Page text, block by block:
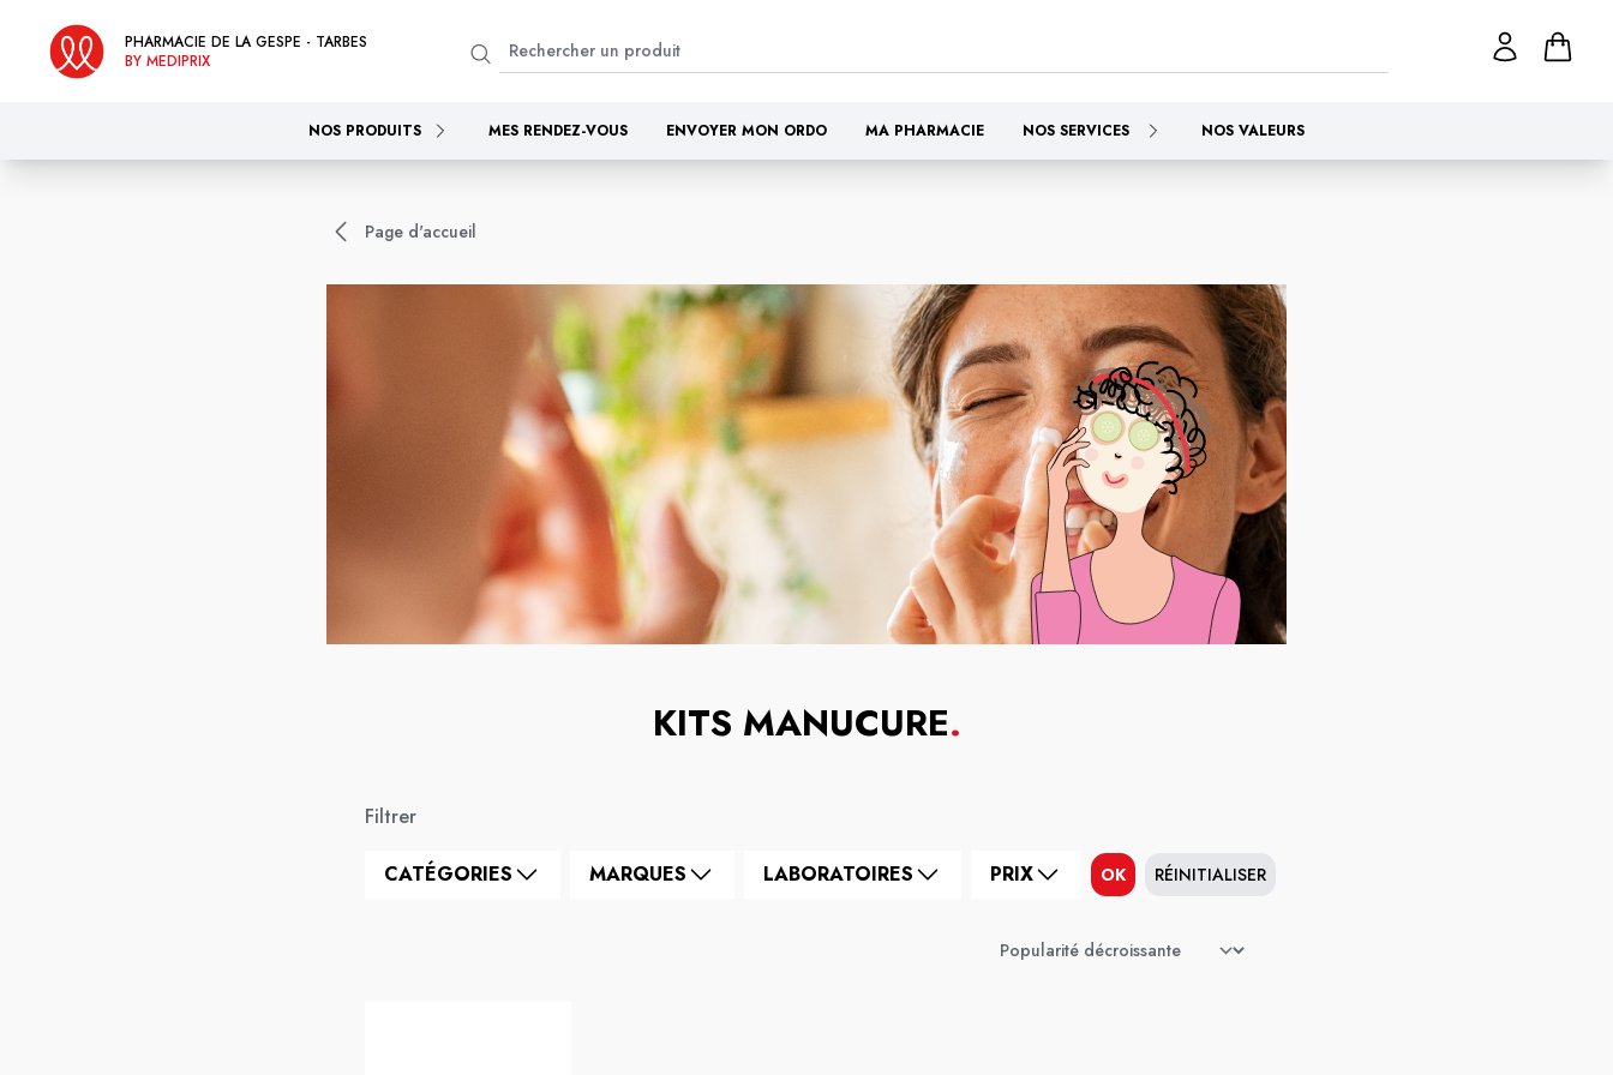
PHARMACIE DE LA GESPE - TARBES
BY MEDIPRIX
NOS PRODUITS MES RENDEZ-VOUS ENVOYER MON ORDO MA PHARMACIE NOS SERVICES NOS VALEURS
Page d'accueil
KITS MANUCURE.
Filtrer
CATÉGORIES MARQUES LABORATOIRES PRIX OK RÉINITIALISER